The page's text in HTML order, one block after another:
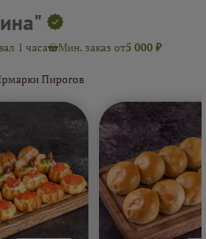
1 часа Мин. заказ от5 000 ₽
Пирогов